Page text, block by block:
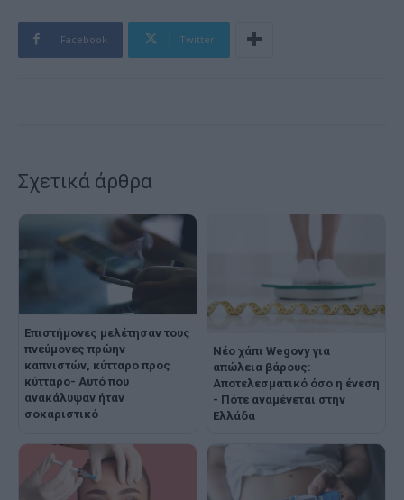
Facebook Twitter
Σχετικά άρθρα
Επιστήμονες μελέτησαν τους
πνεύμονες πρώην
καπνιστών, κύτταρο προς
κύτταρο- Αυτό που
ανακάλυψαν ήταν
σοκαριστικό
Νέο χάπι Wegovy για
απώλεια βάρους:
Αποτελεσματικό όσο η ένεση
- Πότε αναμένεται στην
Ελλάδα